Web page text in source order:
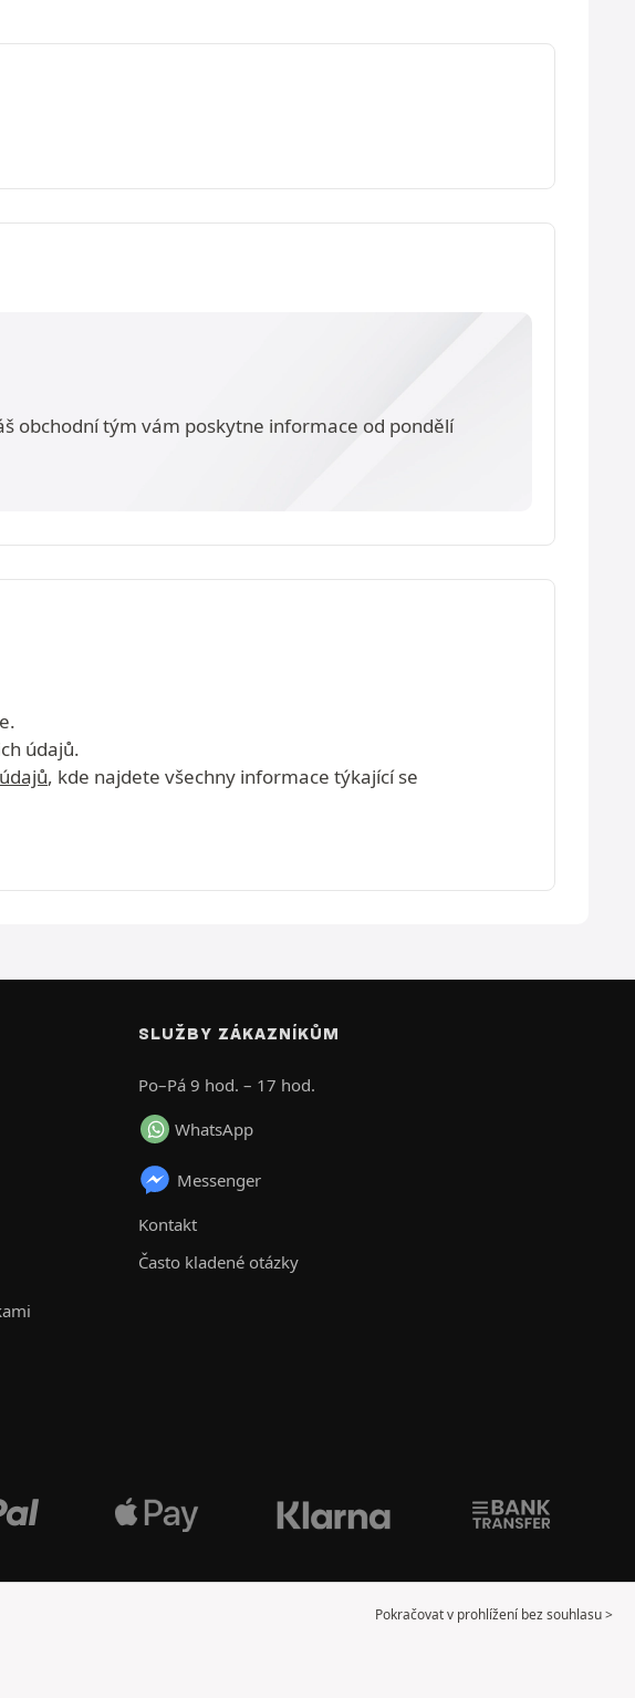
obchodní tým vám poskytne informace od pondělí
údajů.
, kde najdete všechny informace týkající se
SLUŽBY ZÁKAZNÍKŮM
Po–Pá 9 hod. – 17 hod.
WhatsApp
Messenger
Kontakt
Často kladené otázky
Pokračovat v prohlížení bez souhlasu >